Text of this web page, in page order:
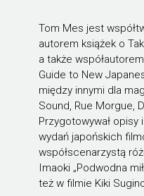
Tom Mes jest
autorem książek o
a także
Guide to New
między innymi dla
Sound, Rue Morgue,
Przygotowywał
wydań japońskich
współscenarzystą
Imaoki „Podwodna
też w filmie Kiki